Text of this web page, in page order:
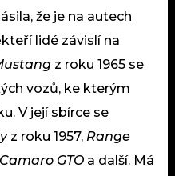
že je na autech
lidé závislí na
z roku 1965 se
vozů, ke kterým
V její sbírce se
z roku 1957, Range
Camaro GTO a další. Má